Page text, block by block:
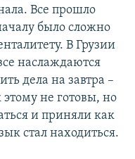
Все прошло
было сложно
В Грузии
наслаждаются
дела на завтра –
не готовы, но
и приняли как
стал находиться.